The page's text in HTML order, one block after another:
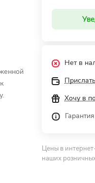
Нет в
Хочу в
Цены в
наших